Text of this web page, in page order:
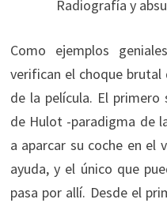
Radiografía y
Como ejemplos
verifican el choque
de la película. El
de Hulot -paradigma de
a aparcar su coche en el
ayuda, y el único que
pasa por allí. Desde el